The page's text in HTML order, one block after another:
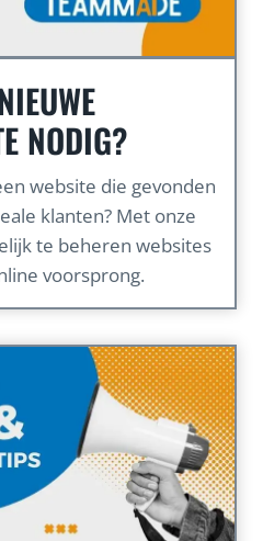
NODIG?
website die gevonden
klanten? Met onze
te beheren websites
voorsprong.